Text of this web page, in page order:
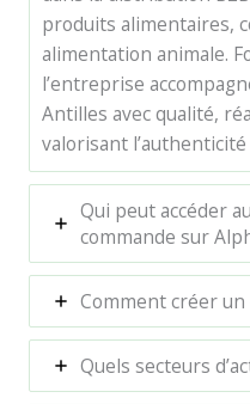
produits alimentaires,
alimentation animale.
l’entreprise
Antilles avec qualité,
valorisant
Qui peut accéder
commande sur
Comment créer
Quels secteurs